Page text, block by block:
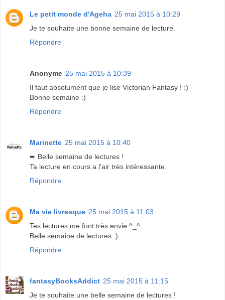
Le petit monde d'Ageha 25 mai 2015 à 10:29
Je te souhaite une bonne semaine de lecture.
Répondre
Anonyme 25 mai 2015 à 10:39
Il faut absolument que je lise Victorian Fantasy ! :)
Bonne semaine :)
Répondre
Marinette 25 mai 2015 à 10:40
➨ Belle semaine de lectures !
Ta lecture en cours a l'air très intéressante.
Répondre
Ma vie livresque 25 mai 2015 à 11:03
Tes lectures me font très envie ^_^
Belle semaine de lectures :)
Répondre
fantasyBooksAddict 25 mai 2015 à 11:15
Je te souhaite une belle semaine de lectures !